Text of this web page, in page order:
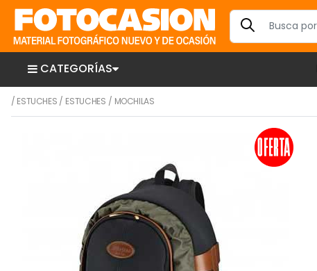
CATEGORÍAS
/ ESTUCHES / ESTUCHES / MOCHILAS